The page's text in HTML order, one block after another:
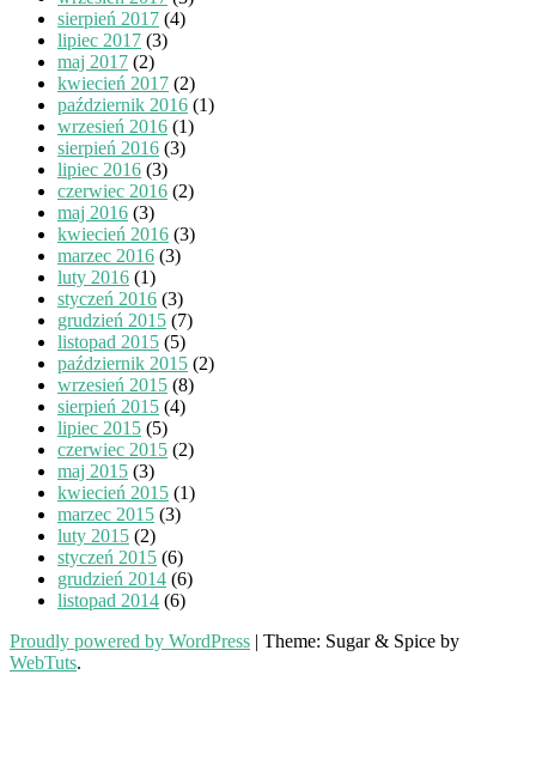
sierpień 2017 (4)
lipiec 2017 (3)
maj 2017 (2)
kwiecień 2017 (2)
październik 2016 (1)
wrzesień 2016 (1)
sierpień 2016 (3)
lipiec 2016 (3)
czerwiec 2016 (2)
maj 2016 (3)
kwiecień 2016 (3)
marzec 2016 (3)
luty 2016 (1)
styczeń 2016 (3)
grudzień 2015 (7)
listopad 2015 (5)
październik 2015 (2)
wrzesień 2015 (8)
sierpień 2015 (4)
lipiec 2015 (5)
czerwiec 2015 (2)
maj 2015 (3)
kwiecień 2015 (1)
marzec 2015 (3)
luty 2015 (2)
styczeń 2015 (6)
grudzień 2014 (6)
listopad 2014 (6)
Proudly powered by WordPress | Theme: Sugar & Spice by
WebTuts.